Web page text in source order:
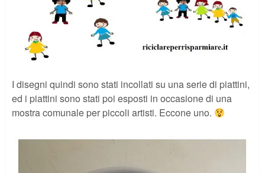
I disegni quindi sono stati incollati su una serie di piattini,
ed i piattini sono stati poi esposti in occasione di una
mostra comunale per piccoli artisti. Eccone uno.